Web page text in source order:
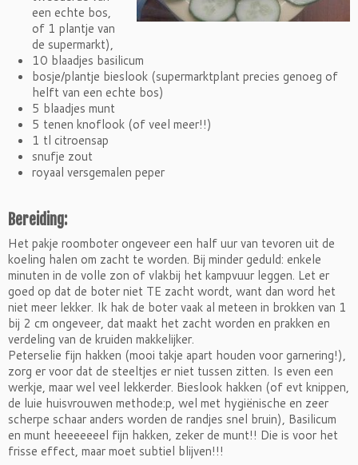
een echte bos,
of 1 plantje van
de supermarkt),
10 blaadjes basilicum
bosje/plantje bieslook (supermarktplant precies genoeg of
helft van een echte bos)
5 blaadjes munt
5 tenen knoflook (of veel meer!!)
1 tl citroensap
snufje zout
royaal versgemalen peper
Bereiding:
Het pakje roomboter ongeveer een half uur van tevoren uit de
koeling halen om zacht te worden. Bij minder geduld: enkele
minuten in de volle zon of vlakbij het kampvuur leggen. Let er
goed op dat de boter niet TE zacht wordt, want dan word het
niet meer lekker. Ik hak de boter vaak al meteen in brokken van 1
bij 2 cm ongeveer, dat maakt het zacht worden en prakken en
verdeling van de kruiden makkelijker.
Peterselie fijn hakken (mooi takje apart houden voor garnering!),
zorg er voor dat de steeltjes er niet tussen zitten. Is even een
werkje, maar wel veel lekkerder. Bieslook hakken (of evt knippen,
de luie huisvrouwen methode:p, wel met hygiënische en zeer
scherpe schaar anders worden de randjes snel bruin), Basilicum
en munt heeeeeeel fijn hakken, zeker de munt!! Die is voor het
frisse effect, maar moet subtiel blijven!!!